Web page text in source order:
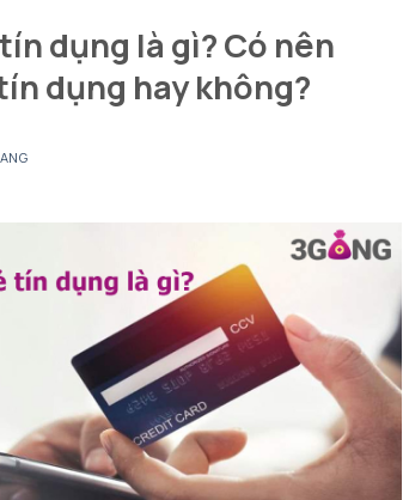
dụng là gì? Có nên
dụng hay không?